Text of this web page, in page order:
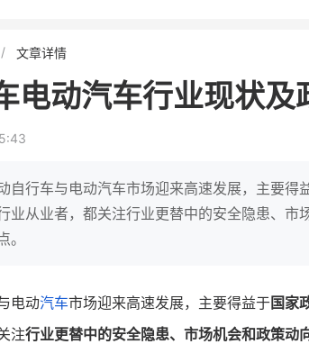
文章详情
电动汽车行业现状及
自行车与电动汽车市场迎来高速发展，主要得
业从业者，都关注行业更替中的安全隐患、市
电动汽车市场迎来高速发展，主要得益于国家
注行业更替中的安全隐患、市场机会和政策动
30 万
2000 万
IT精英回乡种地，撬动2000万生
意！
2 万人
私域样
靠企业